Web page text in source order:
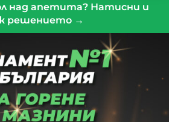
над апетита? Натисни и
решението →